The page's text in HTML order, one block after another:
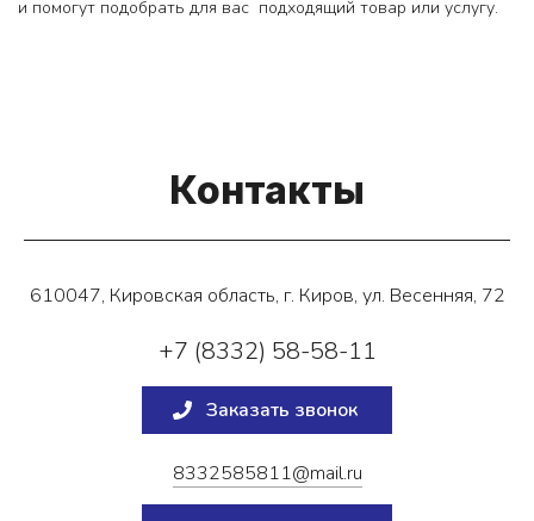
и помогут подобрать для вас подходящий товар или услугу.
Контакты
610047, Кировская область, г. Киров, ул. Весенняя, 72
+7 (8332) 58-58-11
Заказать звонок
8332585811@mail.ru